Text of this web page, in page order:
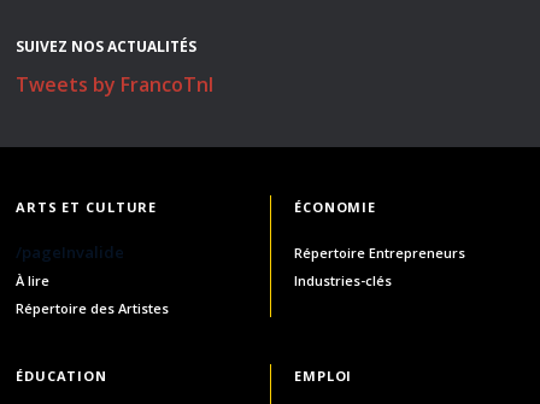
SUIVEZ NOS ACTUALITÉS
Tweets by FrancoTnl
ARTS ET CULTURE
/pageInvalide
À lire
Répertoire des Artistes
ÉCONOMIE
Répertoire Entrepreneurs
Industries-clés
ÉDUCATION EMPLOI